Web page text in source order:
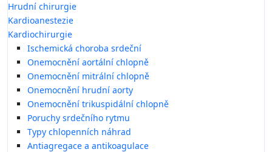
Hrudní chirurgie
Kardioanestezie
Kardiochirurgie
Ischemická choroba srdeční
Onemocnění aortální chlopně
Onemocnění mitrální chlopně
Onemocnění hrudní aorty
Onemocnění trikuspidální chlopně
Poruchy srdečního rytmu
Typy chlopenních náhrad
Antiagregace a antikoagulace